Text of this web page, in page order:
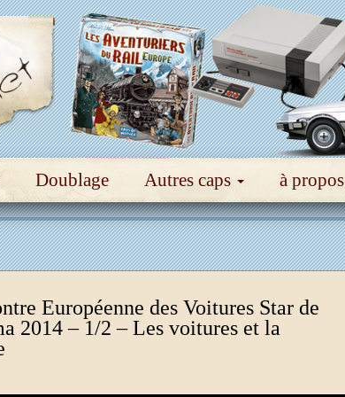
Doublage Autres caps à propos
Européenne des Voitures Star de
2014 – 1/2 – Les voitures et la